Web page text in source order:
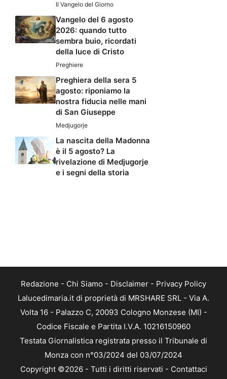
Il Vangelo del Giorno
Vangelo del 6 agosto
2026: quando tutto
sembra buio, ricordati
della luce di Cristo
Preghiere
Preghiera della sera 5
agosto: riponiamo la
nostra fiducia nelle mani
di San Giuseppe
Medjugorje
La nascita della Madonna
è il 5 agosto? La
rivelazione di Medjugorje
e i segni della storia
Redazione - Chi Siamo - Disclaimer - Privacy Policy
Lalucedimaria.it di proprietà di MRSHARE SRL - Via A.
Volta 16 - Palazzo C, 20093 Cologno Monzese (MI) -
Codice Fiscale e Partita I.V.A. 10216150960
Testata Giornalistica registrata presso il Tribunale di
Monza con n°03/2024 del 03/07/2024
Copyright ©2026 - Tutti i diritti riservati - Contattaci